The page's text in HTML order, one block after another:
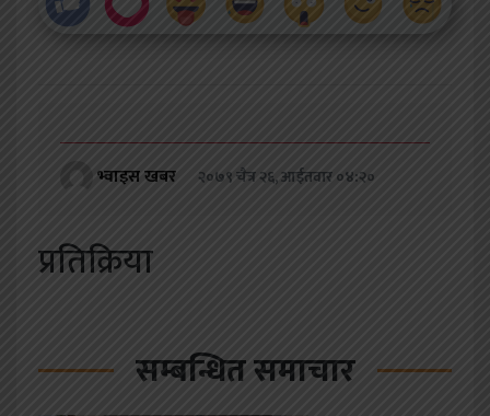
भ्वाइस खबर २०७९ चैत्र २६, आईतवार ०४:२०
प्रतिक्रिया
सम्बन्धित समाचार